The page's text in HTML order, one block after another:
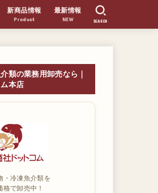
新商品情報
Product
最新情報
NEW SEARCH
類の業務用卸売なら｜
本店
・冷凍魚介類を
格で卸売中！